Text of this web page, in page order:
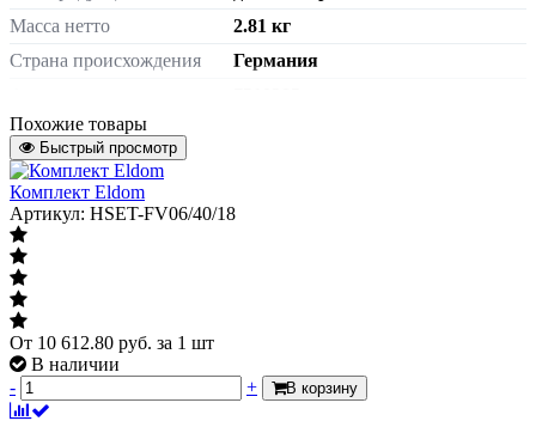
Масса нетто
2.81 кг
Страна происхождения
Германия
Похожие товары
Быстрый просмотр
Комплект Eldom
Артикул: HSET-FV06/40/18
От 10 612.80 руб. за 1 шт
В наличии
-
+ В корзину